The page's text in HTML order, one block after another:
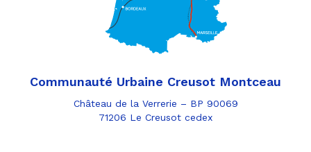
Communauté Urbaine Creusot Montceau
Château de la Verrerie – BP 90069
71206 Le Creusot cedex